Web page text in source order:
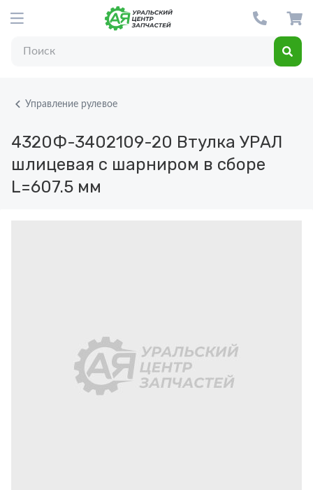
Управление рулевое
4320Ф-3402109-20 Втулка УРАЛ
шлицевая с шарниром в сборе
L=607.5 мм